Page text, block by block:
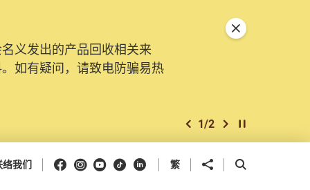
义发出的产品回收相关来
如有疑问，请致电防骗易热
上一个
1/2 下一个开始/暂停幻灯
关闭特別通告
络我们 Facebook
Instagram
Youtube
抖音领英 繁 分享到 开启搜寻框